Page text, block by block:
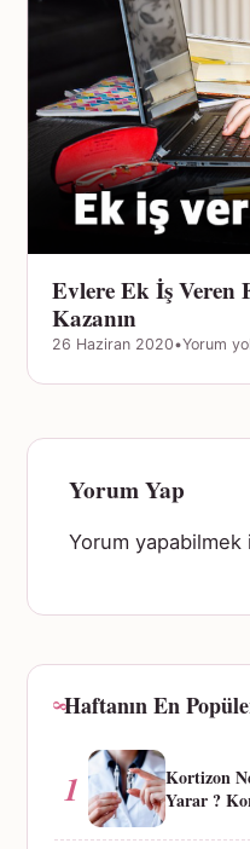
Evlere Ek İş Veren
Kazanın
26 Haziran 2020•Yorum
Yorum Yap
Yorum yapabilmek
Haftanın En
1
Kortizon
Yarar ?